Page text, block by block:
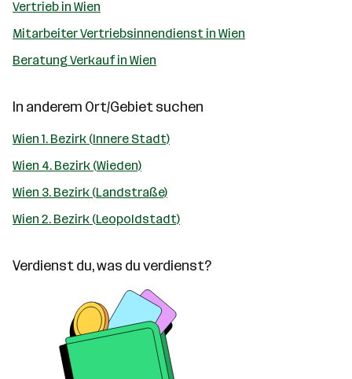
Vertrieb in Wien
Mitarbeiter Vertriebsinnendienst in Wien
Beratung Verkauf in Wien
In anderem Ort/Gebiet suchen
Wien 1. Bezirk (Innere Stadt)
Wien 4. Bezirk (Wieden)
Wien 3. Bezirk (Landstraße)
Wien 2. Bezirk (Leopoldstadt)
Verdienst du, was du verdienst?